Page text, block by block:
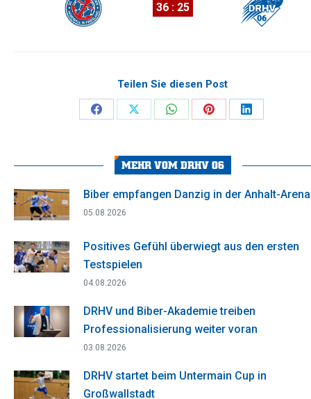
36 : 25
Teilen Sie diesen Post
Share
Facebook
Share
X
Share
WhatsApp
Share
Pinterest
Share
MEHR VOM DRHV 06
Biber empfangen Danzig in der Anhalt-Arena
05.08.2026
Positives Gefühl überwiegt aus den ersten
Testspielen
04.08.2026
DRHV und Biber-Akademie treiben
Professionalisierung weiter voran
03.08.2026
DRHV startet beim Untermain Cup in
Großwallstadt